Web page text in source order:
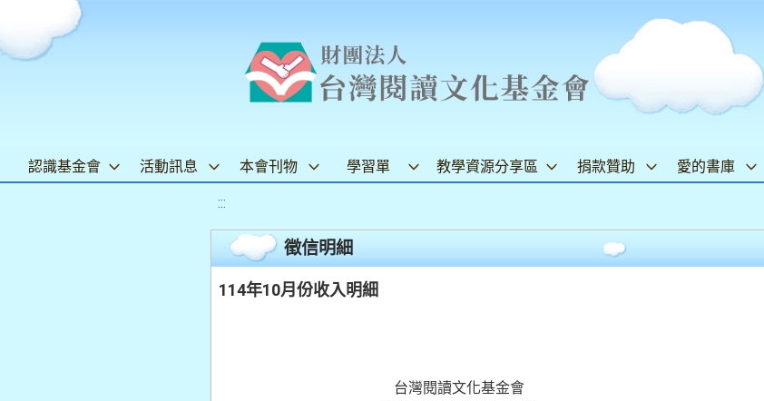
認識基金會 活動訊息 本會刊物 學習單 教學資源分享區 捐款贊助 愛的書庫
:::
徵信明細
114年10月份收入明細
台灣閱讀文化基金會